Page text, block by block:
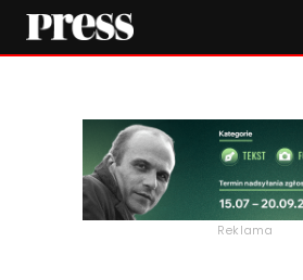
Reklama